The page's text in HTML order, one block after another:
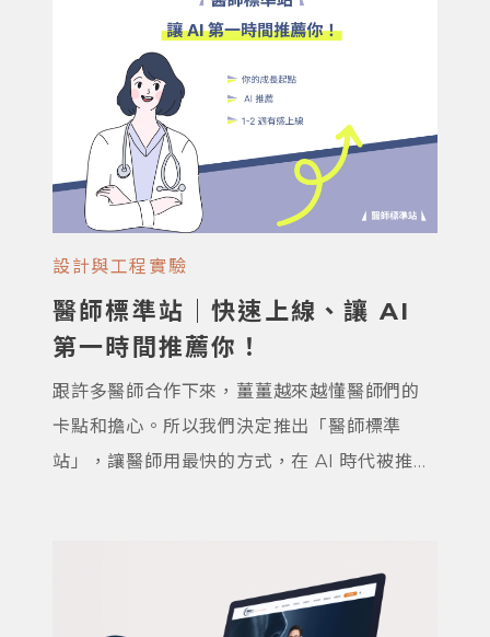
設計與工程實驗
醫師標準站｜快速上線、讓 AI
第一時間推薦你！
跟許多醫師合作下來，薑薑越來越懂醫師們的
卡點和擔心。所以我們決定推出「醫師標準
站」，讓醫師用最快的方式，在 AI 時代被推薦
牌、或剛開業的醫師。 我們知道醫師同學這個